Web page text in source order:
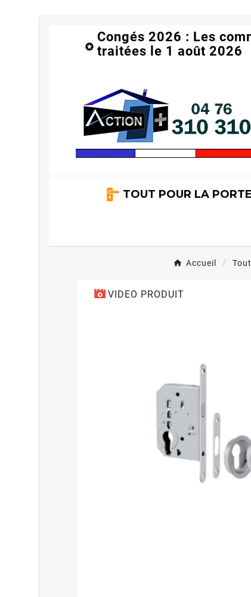

Congés 2026 : Les
traitées le 1 août 2026
TOUT POUR LA PORTE
Accueil
VIDEO PRODUIT